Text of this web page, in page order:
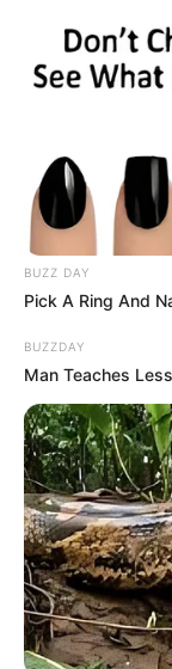
FUNGE e
colaboração
Total de Registros:
1598(current)
1599
BUZZ DAY
Pick A Ring And
BUZZDAY
Man Teaches